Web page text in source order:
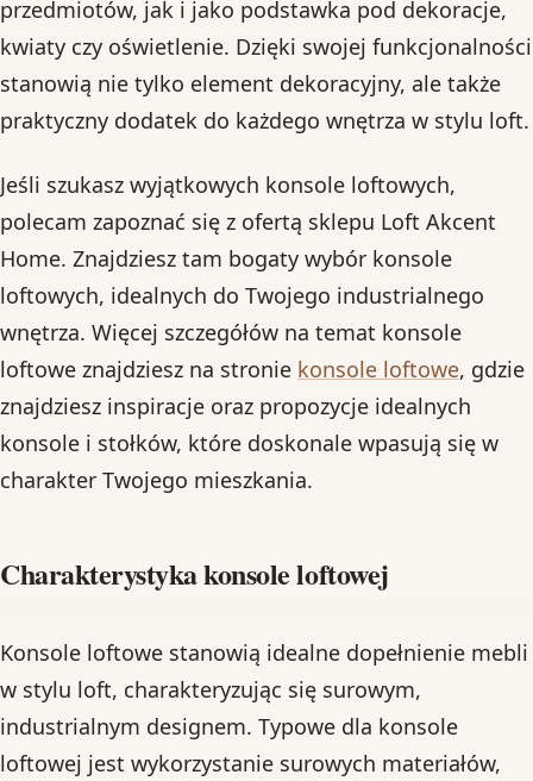
przedmiotów, jak i jako podstawka pod dekoracje,
kwiaty czy oświetlenie. Dzięki swojej funkcjonalności
stanowią nie tylko element dekoracyjny, ale także
praktyczny dodatek do każdego wnętrza w stylu loft.
Jeśli szukasz wyjątkowych konsole loftowych,
polecam zapoznać się z ofertą sklepu Loft Akcent
Home. Znajdziesz tam bogaty wybór konsole
loftowych, idealnych do Twojego industrialnego
wnętrza. Więcej szczegółów na temat konsole
loftowe znajdziesz na stronie konsole loftowe, gdzie
znajdziesz inspiracje oraz propozycje idealnych
konsole i stołków, które doskonale wpasują się w
charakter Twojego mieszkania.
Charakterystyka konsole loftowej
Konsole loftowe stanowią idealne dopełnienie mebli
w stylu loft, charakteryzując się surowym,
industrialnym designem. Typowe dla konsole
loftowej jest wykorzystanie surowych materiałów,